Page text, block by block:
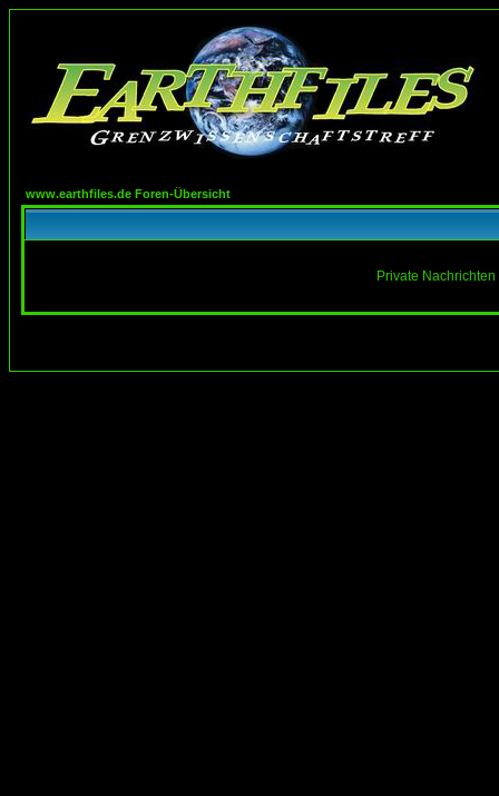
www.earthfiles.de Foren-Übersicht
Private